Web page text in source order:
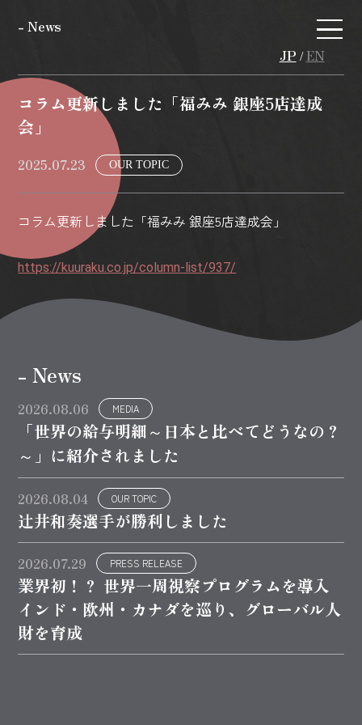
- News
JP / EN
コラム更新しました「福みみ 銀座5店達成
会」
2025.07.23 OUR TOPIC
コラム更新しました「福みみ 銀座5店達成会」
https://kuuraku.co.jp/column-list/937/
- News
2026.08.06 MEDIA
「世界の給与明細～日本と比べてどうなの？
～」に紹介されました
2026.08.04 OUR TOPIC
辻井和奏選手が勝利しました
2026.07.29 PRESS RELEASE
業界初！？ 世界一周視察プログラムを導入
インド・欧州・カナダを巡り、グローバル人
財を育成